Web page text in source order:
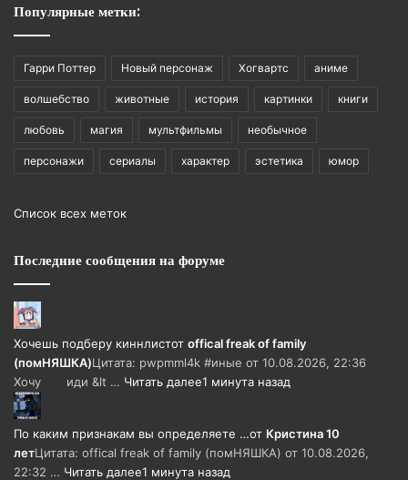
Популярные метки:
Гарри Поттер Новый персонаж Хогвартс аниме
волшебство животные история картинки книги
любовь магия мультфильмы необычное
персонажи сериалы характер эстетика юмор
Список всех меток
Последние сообщения на форуме
Хочешь подберу киннлистот offical freak of family
(помНЯШКА)Цитата: pwpmml4k #иные от 10.08.2026, 22:36
Хочу иди &lt … Читать далее1 минута назад
По каким признакам вы определяете …от Кристина 10
летЦитата: offical freak of family (помНЯШКА) от 10.08.2026,
22:32 … Читать далее1 минута назад